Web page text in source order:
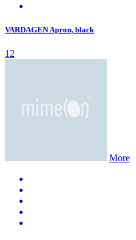
VARDAGEN Apron, black
12
More